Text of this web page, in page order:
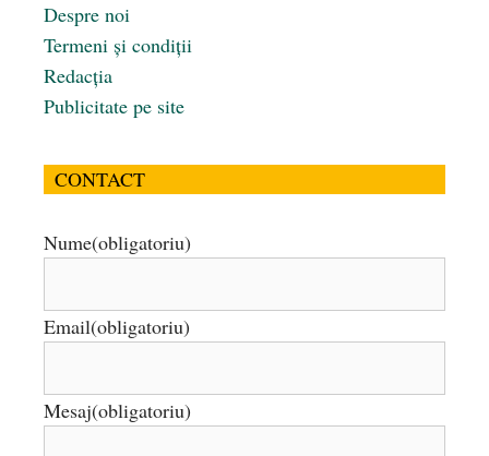
Despre noi
Termeni și condiții
Redacția
Publicitate pe site
CONTACT
Nume(obligatoriu)
Email(obligatoriu)
Mesaj(obligatoriu)